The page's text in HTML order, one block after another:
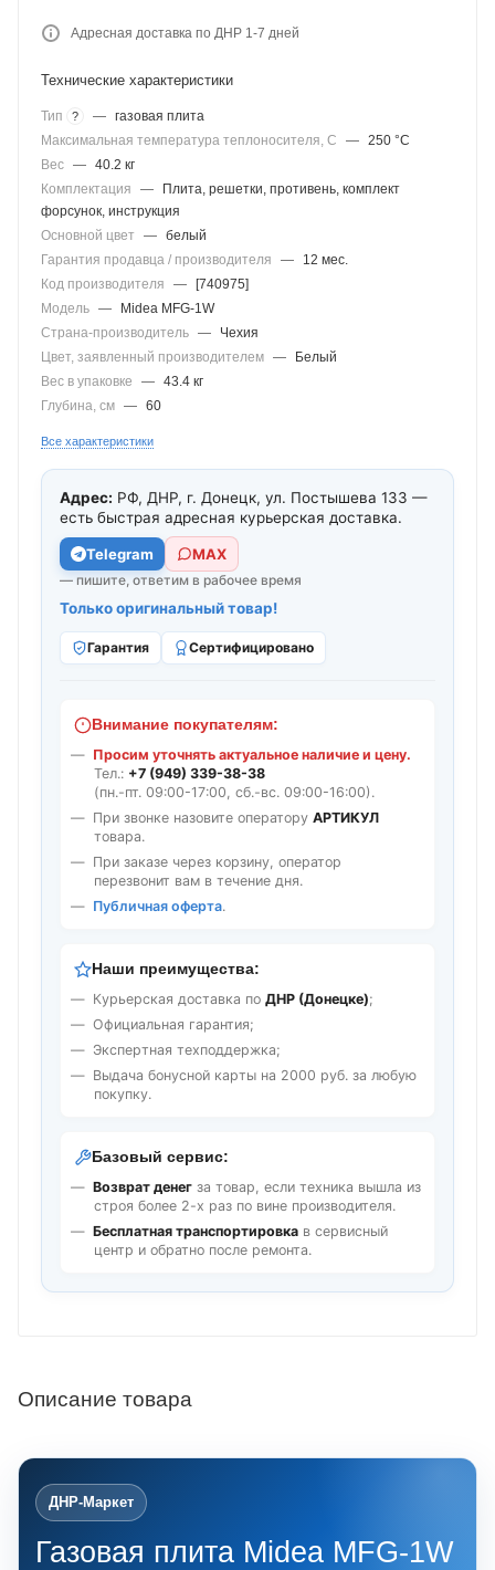
Адресная доставка по ДНР 1-7 дней
Технические характеристики
Тип ? — газовая плита
Максимальная температура теплоносителя, C
— 250 °C
Вес — 40.2 кг
Комплектация
—
Плита, решетки, противень, комплект
форсунок, инструкция
Основной цвет
— белый
Гарантия продавца / производителя
—
12 мес.
Код производителя
—
[740975]
Модель —
Midea MFG-1W
Страна-производитель —
Чехия
Цвет, заявленный производителем —
Белый
Вес в упаковке
— 43.4 кг
Глубина, см — 60
Все характеристики
Адрес: РФ, ДНР, г. Донецк, ул. Постышева 133 —
есть быстрая адресная курьерская доставка.
Telegram МАХ
— пишите, ответим в рабочее время
Только оригинальный товар!
Гарантия Сертифицировано
Внимание покупателям:
Просим уточнять актуальное наличие и цену.
Тел.: +7 (949) 339-38-38
(пн.-пт. 09:00-17:00, сб.-вс. 09:00-16:00).
При звонке назовите оператору АРТИКУЛ
товара.
При заказе через корзину, оператор
перезвонит вам в течение дня.
Публичная оферта.
Наши преимущества:
Курьерская доставка по ДНР (Донецке);
Официальная гарантия;
Экспертная техподдержка;
Выдача бонусной карты на 2000 руб. за любую
покупку.
Базовый сервис:
Возврат денег за товар, если техника вышла из
строя более 2-х раз по вине производителя.
Бесплатная транспортировка в сервисный
центр и обратно после ремонта.
Описание товара
ДНР-Маркет
Газовая плита Midea MFG-1W